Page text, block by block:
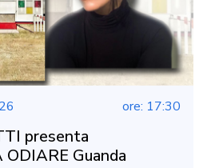
ore: 17:30
presenta
Guanda